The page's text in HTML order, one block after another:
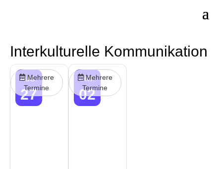
Interkulturelle Kommunikation
AUG.
27
Mehrere
Termine
OKT.
02
Mehrere
Termine